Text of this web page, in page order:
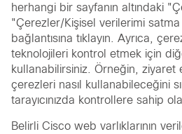
herhangi bir sayfanın altındaki
"Çerezler/Kişisel verilerimi
bağlantısına tıklayın. Ayrıca,
teknolojileri kontrol etmek için
kullanabilirsiniz. Örneğin, ziyaret
çerezleri nasıl kullanabileceğini
tarayıcınızda kontrollere sahip
Belirli Cisco web varlıklarının